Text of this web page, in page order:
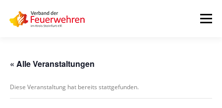
springen
Menü
ALLE TERMINE
« Alle Veranstaltungen
Diese Veranstaltung hat bereits stattgefunden.